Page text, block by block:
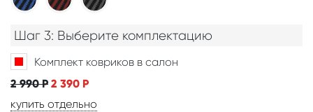
Шаг 3: Выберите комплектацию
Комплект ковриков в салон
2 990Р 2 390 Р
купить отдельно